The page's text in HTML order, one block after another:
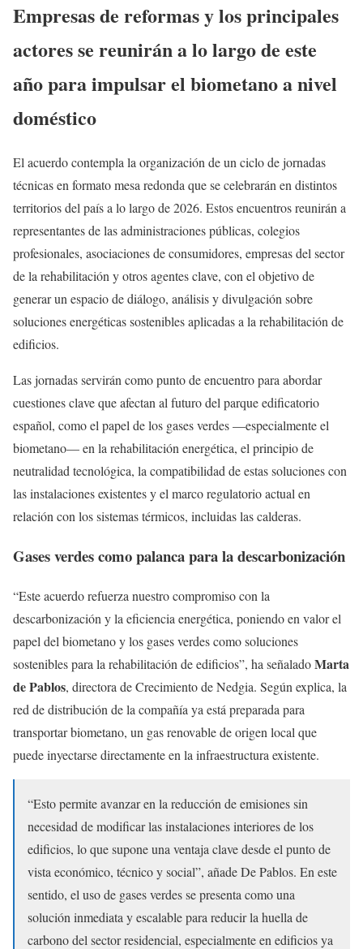
Empresas de reformas y los principales
actores se reunirán a lo largo de este
año para impulsar el biometano a nivel
doméstico
El acuerdo contempla la organización de un ciclo de jornadas
técnicas en formato mesa redonda que se celebrarán en distintos
territorios del país a lo largo de 2026. Estos encuentros reunirán a
representantes de las administraciones públicas, colegios
profesionales, asociaciones de consumidores, empresas del sector
de la rehabilitación y otros agentes clave, con el objetivo de
generar un espacio de diálogo, análisis y divulgación sobre
soluciones energéticas sostenibles aplicadas a la rehabilitación de
edificios.
Las jornadas servirán como punto de encuentro para abordar
cuestiones clave que afectan al futuro del parque edificatorio
español, como el papel de los gases verdes —especialmente el
biometano— en la rehabilitación energética, el principio de
neutralidad tecnológica, la compatibilidad de estas soluciones con
las instalaciones existentes y el marco regulatorio actual en
relación con los sistemas térmicos, incluidas las calderas.
Gases verdes como palanca para la descarbonización
“Este acuerdo refuerza nuestro compromiso con la
descarbonización y la eficiencia energética, poniendo en valor el
papel del biometano y los gases verdes como soluciones
sostenibles para la rehabilitación de edificios”, ha señaladoMarta
de Pablos, directora de Crecimiento de Nedgia. Según explica, la
red de distribución de la compañía ya está preparada para
transportar biometano, un gas renovable de origen local que
puede inyectarse directamente en la infraestructura existente.
“Esto permite avanzar en la reducción de emisiones sin
necesidad de modificar las instalaciones interiores de los
edificios, lo que supone una ventaja clave desde el punto de
vista económico, técnico y social”, añade De Pablos. En este
sentido, el uso de gases verdes se presenta como una
solución inmediata y escalable para reducir la huella de
carbono del sector residencial, especialmente en edificios ya